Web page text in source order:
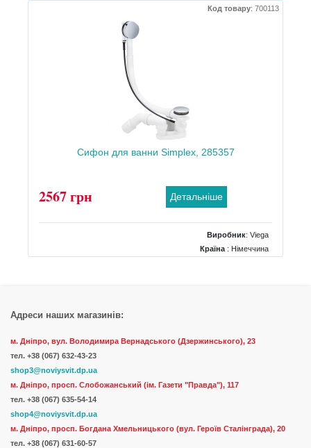
Код товару: 700113
Сифон для ванни Simplex, 285357
2567 грн Детальніше
Виробник: Viega
Країна : Німеччина
Адреси наших магазинів:
м. Дніпро, вул. Володимира Вернадського (Дзержинського), 23
тел. +38 (067) 632-43-23
shop3@noviysvit.dp.ua
м. Дніпро, просп. Слобожанський (ім. Газети "Правда"), 117
тел. +38 (067) 635-54-14
shop4@noviysvit.dp.ua
м. Дніпро, просп. Богдана Хмельницького (вул. Героїв Сталінграда), 20
тел. +38 (067) 631-60-57